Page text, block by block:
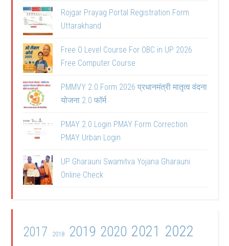
Rojgar Prayag Portal Registration Form
Uttarakhand
Free O Level Course For OBC in UP 2026
Free Computer Course
PMMVY 2.0 Form 2026 प्रधानमंत्री मातृत्व वंदना
योजना 2.0 फॉर्म
PMAY 2.0 Login PMAY Form Correction
PMAY Urban Login
UP Gharauni Swamitva Yojana Gharauni
Online Check
2017 2018 2019 2020 2021 2022